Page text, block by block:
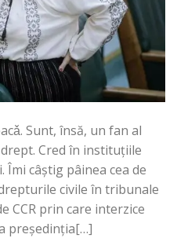
Sunt, însă, un fan al
Cred în instituțiile
câștig pâinea cea de
civile în tribunale
CCR prin care interzice
președinția[…]